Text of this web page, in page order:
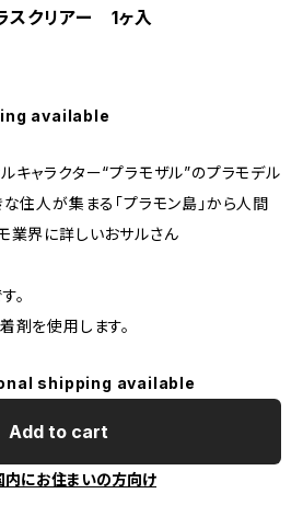
スクリアー 1ヶ入
available
キャラクター“プラモザル”のプラモデル
住人が集まる「プラモン島」から人間
業界に詳しいおサルさん
。
剤を使用します。
shipping available
Add to cart
内にお住まいの方向け